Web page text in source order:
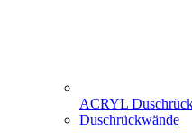
ACRYL
Duschrückwände